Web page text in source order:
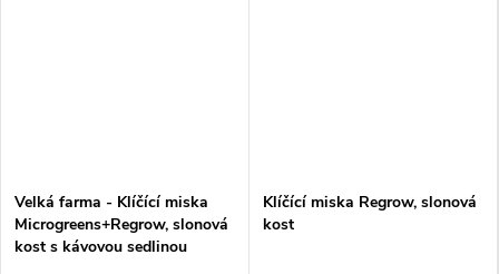
Velká farma - Klíčící miska
Microgreens+Regrow, slonová
kost s kávovou sedlinou
Klíčící miska Regrow, slonová
kost